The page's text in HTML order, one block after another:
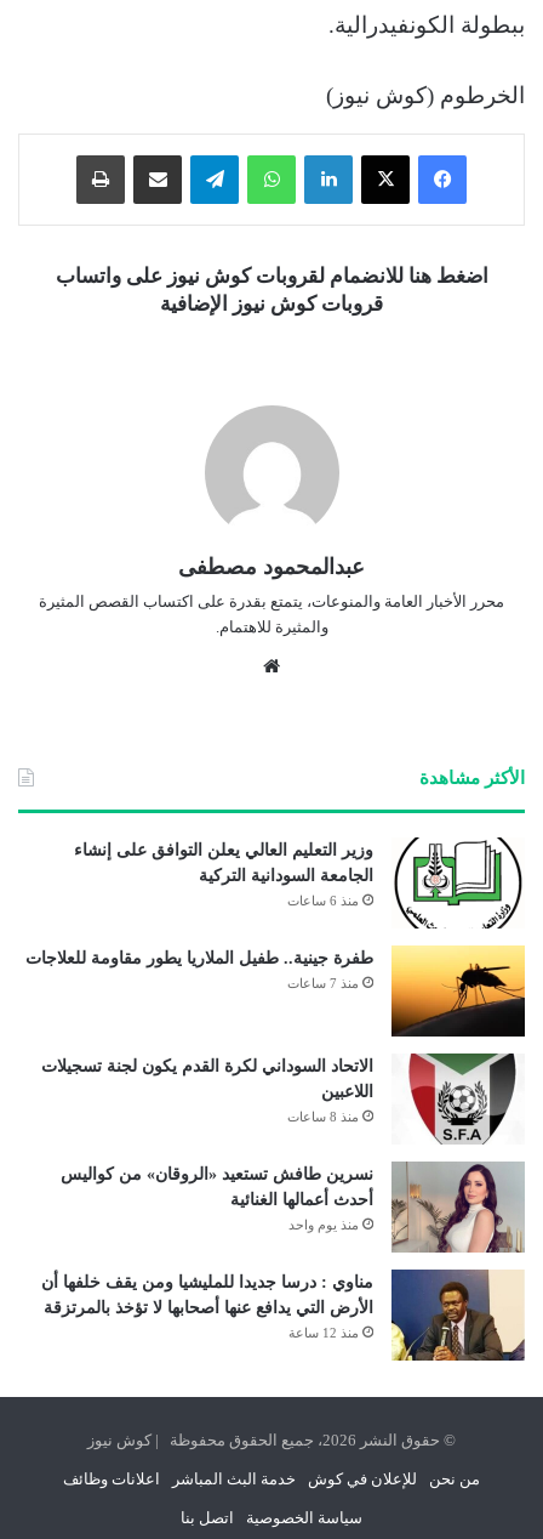
ببطولة الكونفيدرالية.
الخرطوم (كوش نيوز)
فيسبوك ‫X لينكدإن واتساب تيلقرام
اضغط هنا للانضمام لقروبات كوش نيوز على واتساب
قروبات كوش نيوز الإضافية
عبدالمحمود مصطفى
محرر الأخبار العامة والمنوعات، يتمتع بقدرة على اكتساب القصص المثيرة
والمثيرة للاهتمام.
الأكثر مشاهدة
وزير التعليم العالي يعلن التوافق على إنشاء
الجامعة السودانية التركية
منذ 6 ساعات
طفرة جينية.. طفيل الملاريا يطور مقاومة للعلاجات
منذ 7 ساعات
الاتحاد السوداني لكرة القدم يكون لجنة تسجيلات
اللاعبين
منذ 8 ساعات
نسرين طافش تستعيد «الروقان» من كواليس
أحدث أعمالها الغنائية
منذ يوم واحد
مناوي : درسا جديدا للمليشيا ومن يقف خلفها أن
الأرض التي يدافع عنها أصحابها لا تؤخذ بالمرتزقة
منذ 12 ساعة
© حقوق النشر 2026، جميع الحقوق محفوظة | كوش نيوز
من نحن للإعلان في كوش خدمة البث المباشر اعلانات وظائف
سياسة الخصوصية اتصل بنا